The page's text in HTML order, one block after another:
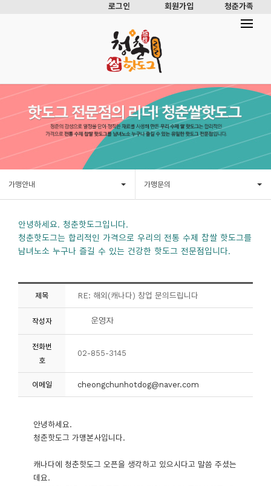
로그인 회원가입 청춘가족
가맹안내 가맹문의
안녕하세요. 청춘핫도그입니다.
청춘핫도그는 합리적인 가격으로 우리의 전통 수제 찹쌀 핫도그를
남녀노소 누구나 즐길 수 있는 건강한 핫도그 전문점입니다.
제목 RE: 해외(캐나다) 창업 문의드립니다
작성자
전화번
호
02-855-3145
이메일 cheongchunhotdog@naver.com
안녕하세요.
청춘핫도그 가맹본사입니다.
캐나다에 청춘핫도그 오픈을 생각하고 있으시다고 말씀 주셨는
데요.